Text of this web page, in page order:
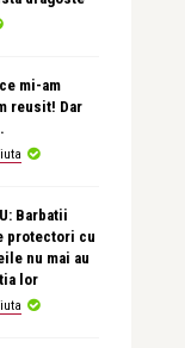
mi-am
reusit! Dar
Barbatii
protectori cu
nu mai au
lor